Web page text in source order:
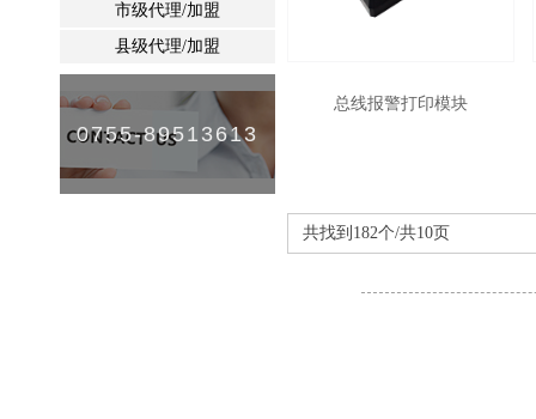
总线报警打印模块
共找到182个/共10页
市级代理/加盟
县级代理/加盟
0755-89513613